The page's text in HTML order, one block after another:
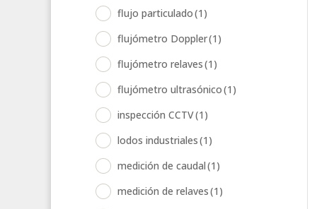
flujo particulado(1)
flujómetro Doppler(1)
flujómetro relaves(1)
flujómetro ultrasónico(1)
inspección CCTV(1)
lodos industriales(1)
medición de caudal(1)
medición de relaves(1)